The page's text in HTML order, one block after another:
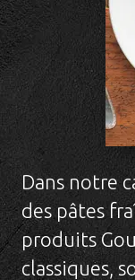
Dans notre
des pâtes
produits
classiques,